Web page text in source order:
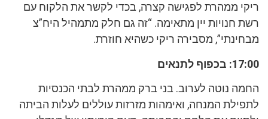
ריקי ממהרת לפגישה קצרה, בכדי לקשר את הלקוח עם
רשת חנויות יין מתאימה. “זה גם חלק מתמהיל היח”צ
מבחינתי”, מסבירה ריקי כשהיא חוזרת.
17:00: בכפוף לתנאים
החמה נוטה לערוב. בני ברק ממהרת לבתי הכנסיות
לתפילת המנחה, ואימהות מזרזות עוללים לעלות הביתה